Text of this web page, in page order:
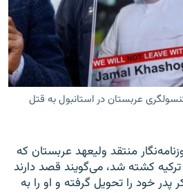
عربستان در استانبول به قتل
منتقد ولیعهد عربستان که
کشته شد، می‌گویند قصد دارند
پدر خود را تحویل گرفته و او را به